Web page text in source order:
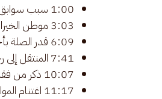
1:00 سبب سوابق الخير وسبب الشقاء
3:03 موطن الخيرات الإلهية ومجمع الشرور
6:09 قدر الصلة بأحب الخلق ﷺ
7:41 المنتقل إلى رحمة الله السيد علي بن عبدالله ابن الشيخ أبي بكر
10:07 ذكر من فقدنا من الصالحين
11:17 اغتنام الموائد والبعد عن القواطع